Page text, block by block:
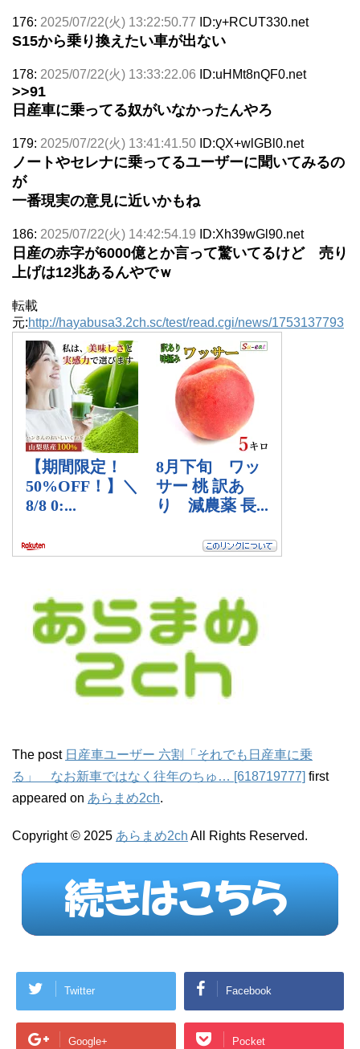
176: 2025/07/22(火) 13:22:50.77 ID:y+RCUT330.net
S15から乗り換えたい車が出ない
178: 2025/07/22(火) 13:33:22.06 ID:uHMt8nQF0.net
>>91
日産車に乗ってる奴がいなかったんやろ
179: 2025/07/22(火) 13:41:41.50 ID:QX+wlGBl0.net
ノートやセレナに乗ってるユーザーに聞いてみるの
が
一番現実の意見に近いかもね
186: 2025/07/22(火) 14:42:54.19 ID:Xh39wGl90.net
日産の赤字が6000億とか言って驚いてるけど 売り
上げは12兆あるんやでｗ
転載
元:http://hayabusa3.2ch.sc/test/read.cgi/news/1753137793
The post 日産車ユーザー 六割「それでも日産車に乗
る」 なお新車ではなく往年のちゅ… [618719777] first
appeared on あらまめ2ch.
Copyright © 2025 あらまめ2ch All Rights Reserved.
Twitter Facebook
Google+ Pocket